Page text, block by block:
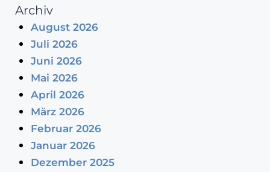
Archiv
August 2026
Juli 2026
Juni 2026
Mai 2026
April 2026
März 2026
Februar 2026
Januar 2026
Dezember 2025